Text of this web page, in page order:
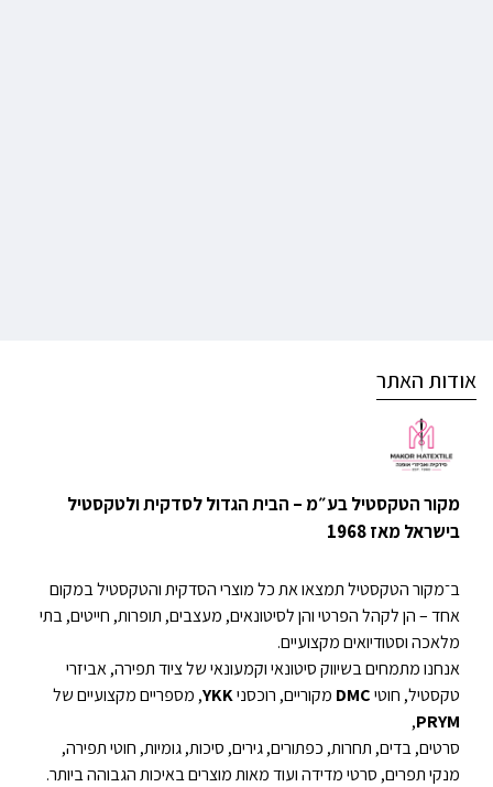
אודות האתר
מקור הטקסטיל בע״מ – הבית הגדול לסדקית ולטקסטיל
בישראל מאז 1968
ב־מקור הטקסטיל תמצאו את כל מוצרי הסדקית והטקסטיל במקום
אחד – הן לקהל הפרטי והן לסיטונאים, מעצבים, תופרות, חייטים, בתי
מלאכה וסטודיואים מקצועיים.
אנחנו מתמחים בשיווק סיטונאי וקמעונאי של ציוד תפירה, אביזרי
טקסטיל, חוטיDMC מקוריים, רוכסניYKK, מספריים מקצועיים של
PRYM
,
סרטים, בדים, תחרות, כפתורים, גירים, סיכות, גומיות, חוטי תפירה,
מנקי תפרים, סרטי מדידה ועוד מאות מוצרים באיכות הגבוהה ביותר.